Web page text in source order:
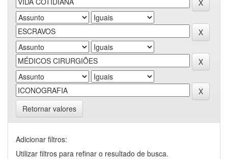
Retornar valores
Adicionar filtros:
Utilizar filtros para refinar o resultado de busca.